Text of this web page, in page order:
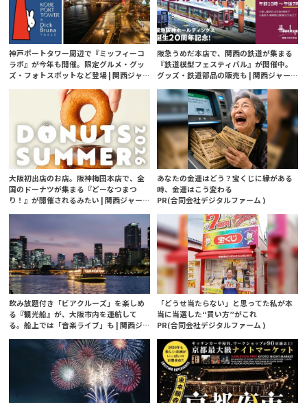
神戸ポートタワー周辺で『ミッフィーコ
ラボ』が今年も開催。限定グルメ・グッ
ズ・フォトスポットなど登場 | 関西ジャ
阪急うめだ本店で、関西の鉄道が集まる
『鉄道模型フェスティバル』が開催中。
グッズ・鉄道部品の販売も | 関西ジャー
大阪初出店のお店。阪神梅田本店で、全
国のドーナツが集まる『どーなつまつ
り！』が開催されるみたい | 関西ジャー
あなたの金運はどう？宝くじに縁がある
時、金運はこう変わる
PR(合同会社デジタルファーム )
飲み放題付き「ビアクルーズ」を楽しめ
る『観光船』が、大阪市内を運航して
る。船上では「音楽ライブ」も | 関西ジ
「どうせ当たらない」と思ってた私が本
当に当選した“買い方”がこれ
PR(合同会社デジタルファーム )